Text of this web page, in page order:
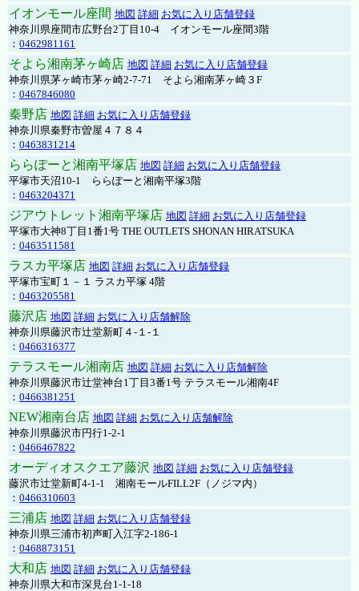
イオンモール座間 地図 詳細 お気に入り店舗登録
神奈川県座間市広野台2丁目10-4 イオンモール座間3階
： 0462981161
そよら湘南茅ヶ崎店 地図 詳細 お気に入り店舗登録
神奈川県茅ヶ崎市茅ヶ崎2‐7‐71 そよら湘南茅ヶ崎３F
： 0467846080
秦野店 地図 詳細 お気に入り店舗登録
神奈川県秦野市曽屋４７８４
： 0463831214
ららぽーと湘南平塚店 地図 詳細 お気に入り店舗登録
平塚市天沼10-1 ららぽーと湘南平塚3階
： 0463204371
ジアウトレット湘南平塚店 地図 詳細 お気に入り店舗登録
平塚市大神8丁目1番1号 THE OUTLETS SHONAN HIRATSUKA
： 0463511581
ラスカ平塚店 地図 詳細 お気に入り店舗登録
平塚市宝町１－１ ラスカ平塚 4階
： 0463205581
藤沢店 地図 詳細 お気に入り店舗解除
神奈川県藤沢市辻堂新町４-１-１
： 0466316377
テラスモール湘南店 地図 詳細 お気に入り店舗解除
神奈川県藤沢市辻堂神台1丁目3番1号 テラスモール湘南4F
： 0466381251
NEW湘南台店 地図 詳細 お気に入り店舗解除
神奈川県藤沢市円行1-2-1
： 0466467822
オーディオスクエア藤沢 地図 詳細 お気に入り店舗登録
藤沢市辻堂新町4-1-1 湘南モールFILL2F（ノジマ内）
： 0466310603
三浦店 地図 詳細 お気に入り店舗登録
神奈川県三浦市初声町入江字2-186-1
： 0468873151
大和店 地図 詳細 お気に入り店舗登録
神奈川県大和市深見台1-1-18